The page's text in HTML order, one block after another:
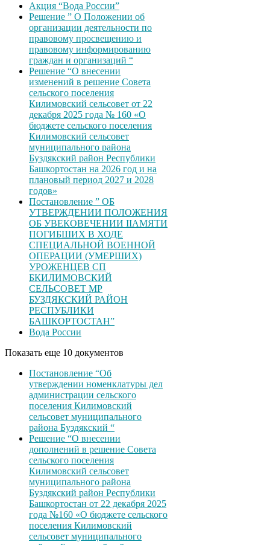
Акция “Вода России”
Решение ” О Положении об
организации деятельности по
правовому просвещению и
правовому информированию
граждан и организаций “
Решение “О внесении
изменений в решение Совета
сельского поселения
Килимовский сельсовет от 22
декабря 2025 года № 160 «О
бюджете сельского поселения
Килимовский сельсовет
муниципального района
Буздякский район Республики
Башкортостан на 2026 год и на
плановый период 2027 и 2028
годов»
Постановление ” ОБ
УТВЕРЖДЕНИИ ПОЛОЖЕНИЯ
ОБ УВЕКОВЕЧЕНИИ ІІАМЯТИ
ПОГИБШИХ В ХОДЕ
СПЕЦИАЛЬНОЙ ВОЕННОЙ
ОПЕРАЦИИ (УМЕРШИХ)
УРОЖЕНЦЕВ CП
БКИЛИМОВСКИЙ
СЕЛЬСОВЕТ МР
БУЗДЯКСКИЙ РАЙОН
РЕСПУБЛИКИ
БАШКОРТОСТАН”
Вода России
Показать еще 10 документов
Постановление “Об
утверждении номенклатуры дел
администрации сельского
поселения Килимовский
сельсовет муниципального
района Буздякский “
Решение “О внесении
дополнений в решение Совета
сельского поселения
Килимовский сельсовет
муниципального района
Буздякский район Республики
Башкортостан от 22 декабря 2025
года №160 «О бюджете сельского
поселения Килимовский
сельсовет муниципального